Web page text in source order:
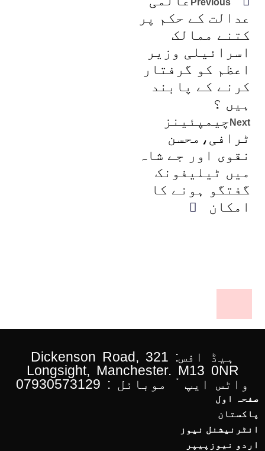
Previous
عدالت کے حکم پر
کتنے ممالک
اسرائیلی وزیر
اعظم کو گرفتار
کرنے کے پابند
ہیں ؟
Next چیمپئینز
ٹرافی،محسن
نقوی اور جے شاہ
میں ٹیلیفونک
گفتگو ہونے کا
امکان
ہیڈ افس: 321 Dickenson Road,
Longsight, Manchester. M13 0NR
واٹس ایپ ْ موبائل : 07930573129
صفحہ اول
پاکستان
انٹرنیشنل نیوز
اردو نیوزپیپر